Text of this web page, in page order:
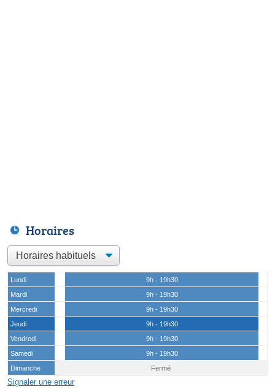
Horaires
Lundi
9h - 19h30
Mardi
9h - 19h30
Mercredi
9h - 19h30
Jeudi
9h - 19h30
Vendredi
9h - 19h30
Samedi
9h - 19h30
Dimanche
Fermé
Signaler une erreur